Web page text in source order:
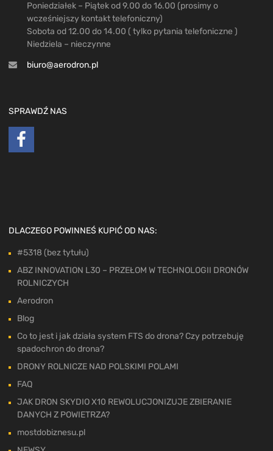
Poniedziałek – Piątek od 9.00 do 16.00 (prosimy o
wcześniejszy kontakt telefoniczny)
Sobota od 12.00 do 14.00 ( tylko pytania telefoniczne )
Niedziela – nieczynne
biuro@aerodron.pl
SPRAWDŹ NAS
DLACZEGO POWINNEŚ KUPIĆ OD NAS:
#5318 (bez tytułu)
ABZ INNOVATION L30 – PRZEŁOM W TECHNOLOGII DRONÓW
ROLNICZYCH
Aerodron
Blog
Co to jest i jak działa system FTS do drona? Czy potrzebuję
spadochron do drona?
DRONY ROLNICZE NAD POLSKIMI POLAMI
FAQ
JAK DRON SKYDIO X10 REWOLUCJONIZUJE ZBIERANIE
DANYCH Z POWIETRZA?
mostdobiznesu.pl